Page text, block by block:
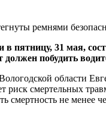
в пятницу, 31 мая,
побудить
области
смертельных
смертность не менее